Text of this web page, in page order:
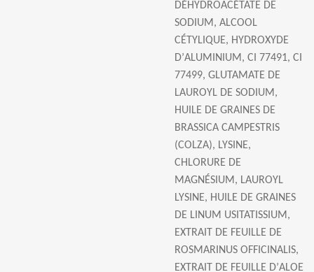
DÉHYDROACÉ TATE DE
SODIUM, ALCOOL
CÉ TYLIQUE, HYDROXYDE
D’ALUMINIUM, CI 77491, CI
77499, GLUTAMATE DE
LAUROYL DE SODIUM,
HUILE DE GRAINES DE
BRASSICA CAMPESTRIS
(COLZA), LYSINE,
CHLORURE DE
MAGN ÉSIUM, LAUROYL
LYSINE, HUILE DE GRAINES
DE LINUM USITATISSIUM,
EXTRAIT DE FEUILLE DE
ROSMARINUS OFFICINALIS,
EXTRAIT DE FEUILLE D’ALOE